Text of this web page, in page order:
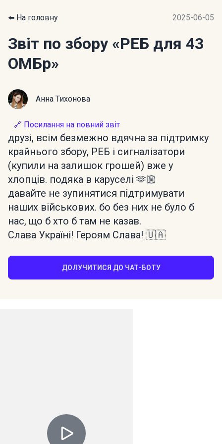
⬅️ На головну 2025-06-05
Звіт по збору «РЕБ для 43
ОМБр»
Анна Тихонова
🔗 Посилання на повний звіт
друзі, всім безмежно вдячна за підтримку
крайнього збору, РЕБ і сигналізатори
(купили на залишок грошей) вже у
хлопців. подяка в каруселі 🫶🏼
давайте не зупинятися підтримувати
наших військових. бо без них не було б
нас, що б хто б там не казав.
Слава Україні! Героям Слава! 🇺🇦
ДОЛУЧИТИСЯ ДО ЧАТ-БОТУ